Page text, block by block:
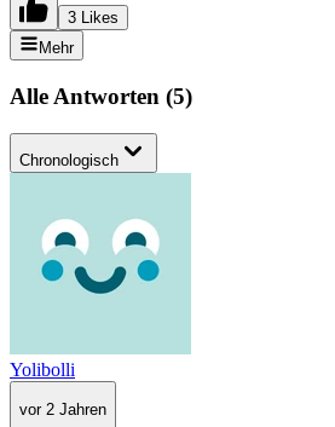
3 Likes
Mehr
Alle Antworten (5)
Chronologisch
Yolibolli
vor 2 Jahren